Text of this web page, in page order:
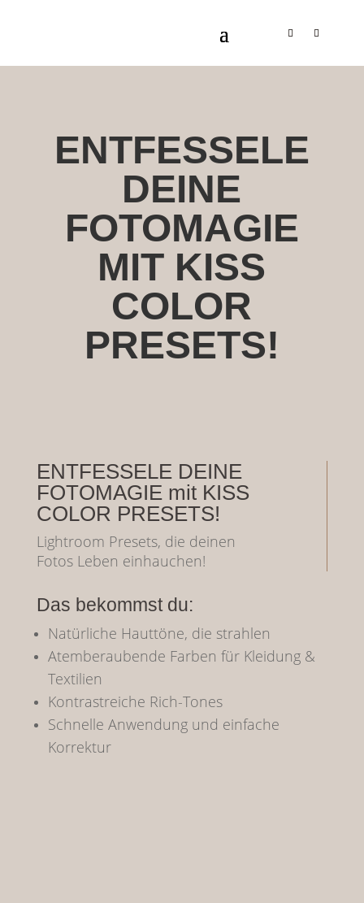
ENTFESSELE
DEINE
FOTOMAGIE
MIT KISS
COLOR
PRESETS!
ENTFESSELE DEINE
FOTOMAGIE mit KISS
COLOR PRESETS!
Lightroom Presets, die deinen
Fotos Leben einhauchen!
Das bekommst du:
Natürliche Hauttöne, die strahlen
Atemberaubende Farben für Kleidung &
Textilien
Kontrastreiche Rich-Tones
Schnelle Anwendung und einfache
Korrektur